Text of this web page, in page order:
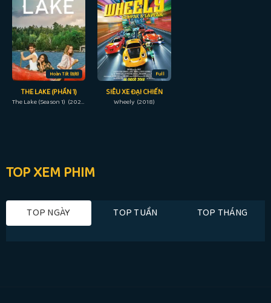
Hoàn Tất (8/8)
THE LAKE (PHẦN 1)
The Lake (Season 1) (2022)
Full
SIÊU XE ĐẠI CHIẾN
Wheely (2018)
TOP XEM PHIM
TOP NGÀY TOP TUẦN TOP THÁNG